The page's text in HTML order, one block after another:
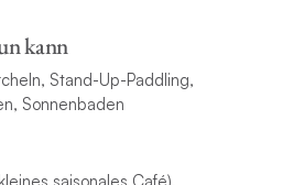
kann
Stand-Up-Paddling,
Sonnenbaden